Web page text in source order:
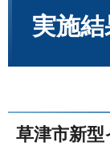
実施
草津市新